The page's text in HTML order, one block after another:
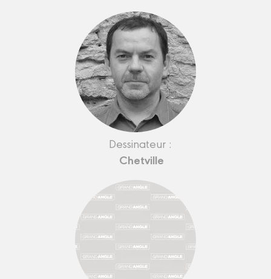
Dessinateur :
Chetville